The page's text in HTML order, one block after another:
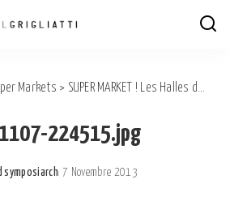
Markets > SUPER MARKET ! Les Halles de Beaune.
224515.jpg
symposiarch 7 Novembre 2013